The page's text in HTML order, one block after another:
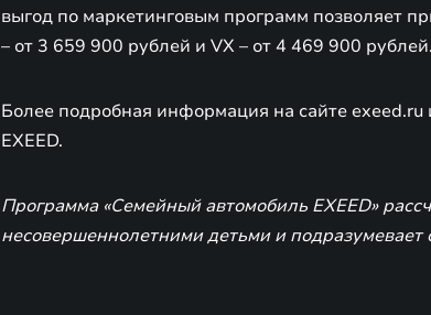
выгод по маркетинговым программ позволяет
– от 3 659 900 рублей и VX – от 4 469 900 рублей.
Более подробная информация на сайте
EXEED.
Программа «Семейный автомобиль EXEED»
несовершеннолетними детьми и